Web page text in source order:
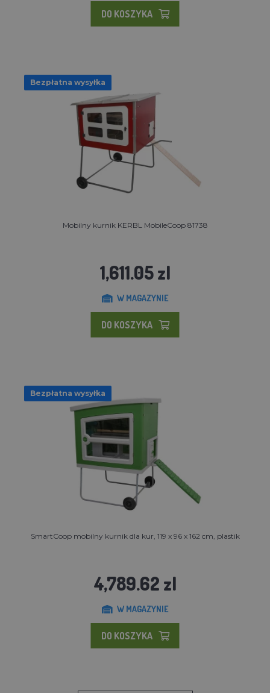
DO KOSZYKA
Bezpłatna wysyłka
Mobilny kurnik KERBL MobileCoop 81738
1,611.05 zl
W MAGAZYNIE
DO KOSZYKA
Bezpłatna wysyłka
SmartCoop mobilny kurnik dla kur, 119 x 96 x 162 cm, plastik
4,789.62 zl
W MAGAZYNIE
DO KOSZYKA